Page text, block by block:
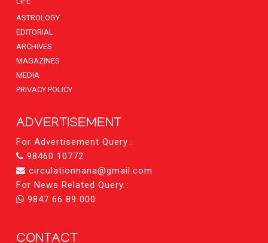
ASTROLOGY
EDITORIAL
ARCHIVES
MAGAZINES
MEDIA
PRIVACY POLICY
ADVERTISEMENT
For Advertisement Query :
98460 10772
circulationnana@gmail.com
For News Related Query :
9847 66 89 000
CONTACT